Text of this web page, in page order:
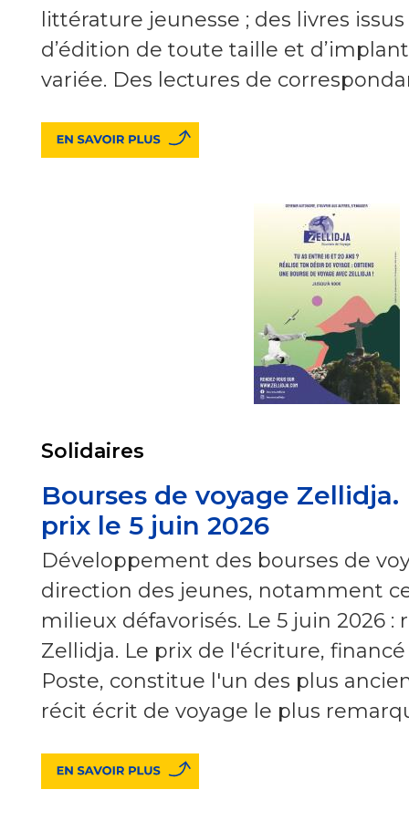
littérature jeunesse ; des livres
d’édition de toute taille et
variée. Des lectures de
Solidaires
Bourses de voyage Zellidja.
prix le 5 juin 2026
Développement des bourses de
direction des jeunes, notamment
milieux défavorisés. Le 5 juin 2026 :
Zellidja. Le prix de l'écriture,
Poste, constitue l'un des plus
récit écrit de voyage le plus